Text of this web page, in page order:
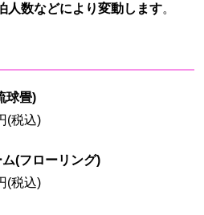
人数などにより変動します。
球畳)
(税込)
(フローリング)
(税込)